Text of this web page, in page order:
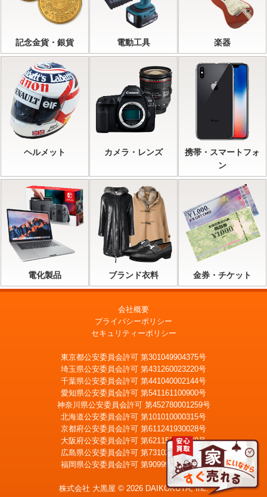
記念金貨・銀貨 電動工具 楽器
ヘルメット カメラ・レンズ
携帯・スマートフォ
ン
電化製品 ブランド衣料 金券・チケット
LINE査定 メール査定
会社概要
プライバシーポリシー
セキュリティーポリシー
東京都公安委員会許可 第301049904375号
埼玉県公安委員会許可 第431260023220号
千葉県公安委員会許可 第441040002144号
愛知県公安委員会許可 第541161100900号
神奈川県公安委員会許可 第452780001259号
北海道公安委員会許可 第101010000315号
京都府公安委員会許可 第611241930028号
大阪府公安委員会許可 第621151403749号
広島県公安委員会許可 第731020900021号
福岡県公安委員会許可 第909990034054号
株式会社 大黒屋 © 2026 DAIKOKUYA, Inc.